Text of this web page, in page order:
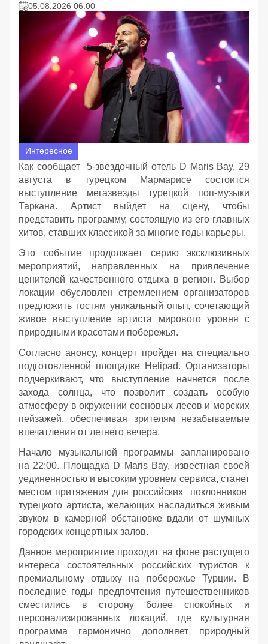
05.08.2026 06:00
Интересное
Как сообщает 5-звездочный отель D Maris Bay, 29
августа в турецком Мармарисе состоится
выступление мегазвезды турецкой поп-музыки
Таркана. Артист выйдет на сцену, чтобы
представить программу, состоящую из его главных
хитов, ставших классикой за многие годы карьеры.
Это событие продолжает серию эксклюзивных
мероприятий, направленных на привлечение
ценителей качественного отдыха в регион. Выбор
локации обусловлен стремлением организаторов
предложить гостям уникальный опыт, сочетающий
живое выступление артиста мирового уровня с
природными красотами побережья.
Согласно анонсу, концерт пройдет на специально
подготовленной площадке Helipad. Организаторы
подчеркивают, что выступление начнется после
захода солнца, что позволит создать особую
атмосферу в окружении сосновых лесов и морских
пейзажей, обеспечивая зрителям незабываемые
впечатления от летнего вечера.
Начало музыкальной программы запланировано
на 22:00. Площадка D Maris Bay, известная своей
уединенностью и высоким уровнем сервиса, станет
местом притяжения для российских поклонников
турецкого артиста, желающих насладиться живым
звуком в камерной обстановке вдали от шумных
городских концертных залов.
Данное мероприятие проходит на фоне растущего
интереса состоятельных российских туристов к
премиальному отдыху на побережье Турции. В
последние годы предпочтения путешественников
сместились в сторону более спокойных и
персонализированных локаций, где культурная
программа гармонично дополняет природный